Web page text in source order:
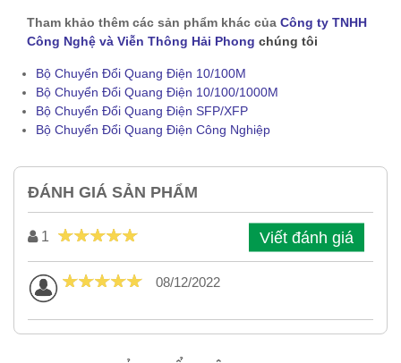
Tham khảo thêm các sản phẩm khác của Công ty TNHH
Công Nghệ và Viễn Thông Hải Phong chúng tôi
Bộ Chuyển Đổi Quang Điện 10/100M
Bộ Chuyển Đổi Quang Điện 10/100/1000M
Bộ Chuyển Đổi Quang Điện SFP/XFP
Bộ Chuyển Đổi Quang Điện Công Nghiệp
ĐÁNH GIÁ SẢN PHẨM
1 Viết đánh giá
08/12/2022